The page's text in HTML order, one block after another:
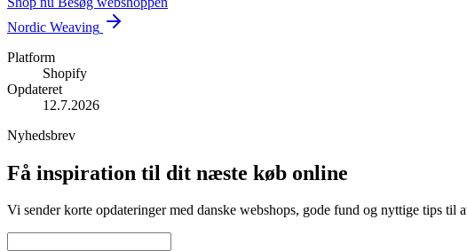
Nordic Weaving
Platform
Shopify
Opdateret
12.7.2026
Nyhedsbrev
Få inspiration til dit næste køb online
Vi sender korte opdateringer med danske webshops, gode fund og nyttige tips til